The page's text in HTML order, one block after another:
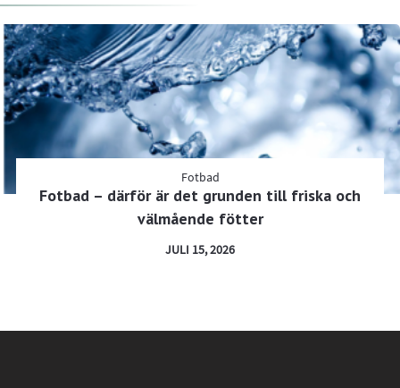
Fotbad
Fotbad – därför är det grunden till friska och
välmående fötter
JULI 15, 2026